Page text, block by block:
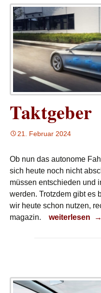
Taktgeber
21. Februar 2024
Ob nun das autonome
sich heute noch nicht
müssen entschieden und
werden. Trotzdem gibt es
wir heute schon nutzen,
magazin.
Taktgeber
weiterlesen →